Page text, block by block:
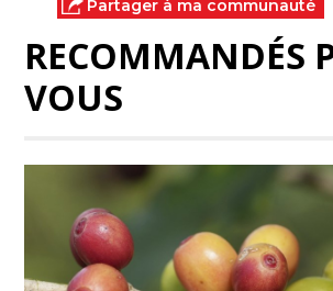
Partager à ma communauté
RECOMMANDÉS
VOUS